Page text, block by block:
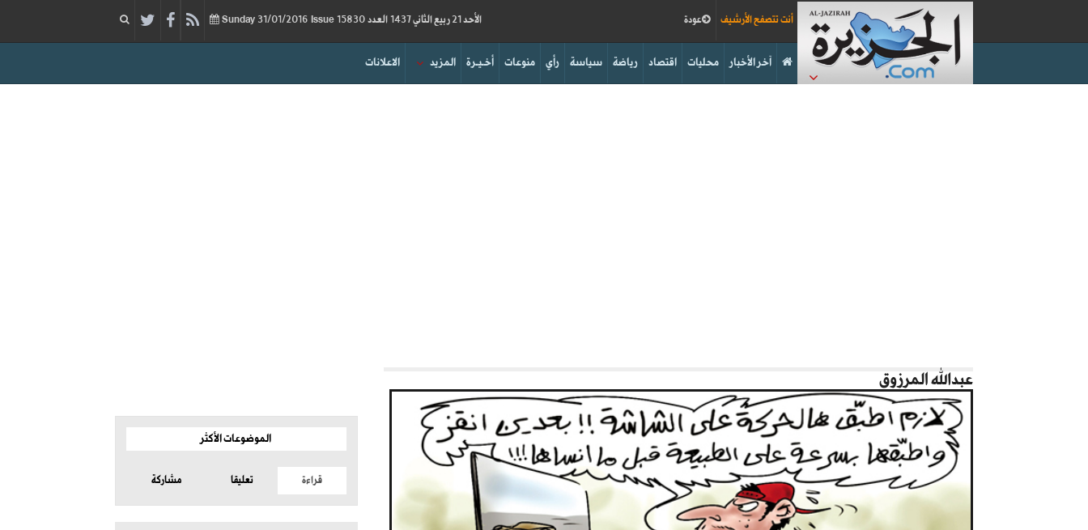
الأحد 21 ربيع الثاني 1437 العدد 15830 31/01/2016 Issue عودة أنت تتصفح الأرشيف
الاعلانات المزيد أخـيـرة منوعات رأي سياسة رياضة اقتصاد محليات آخر الأخبار
عبدالله المرزوق
الموضوعات الأكثر
قراءة تعليقا مشاركة